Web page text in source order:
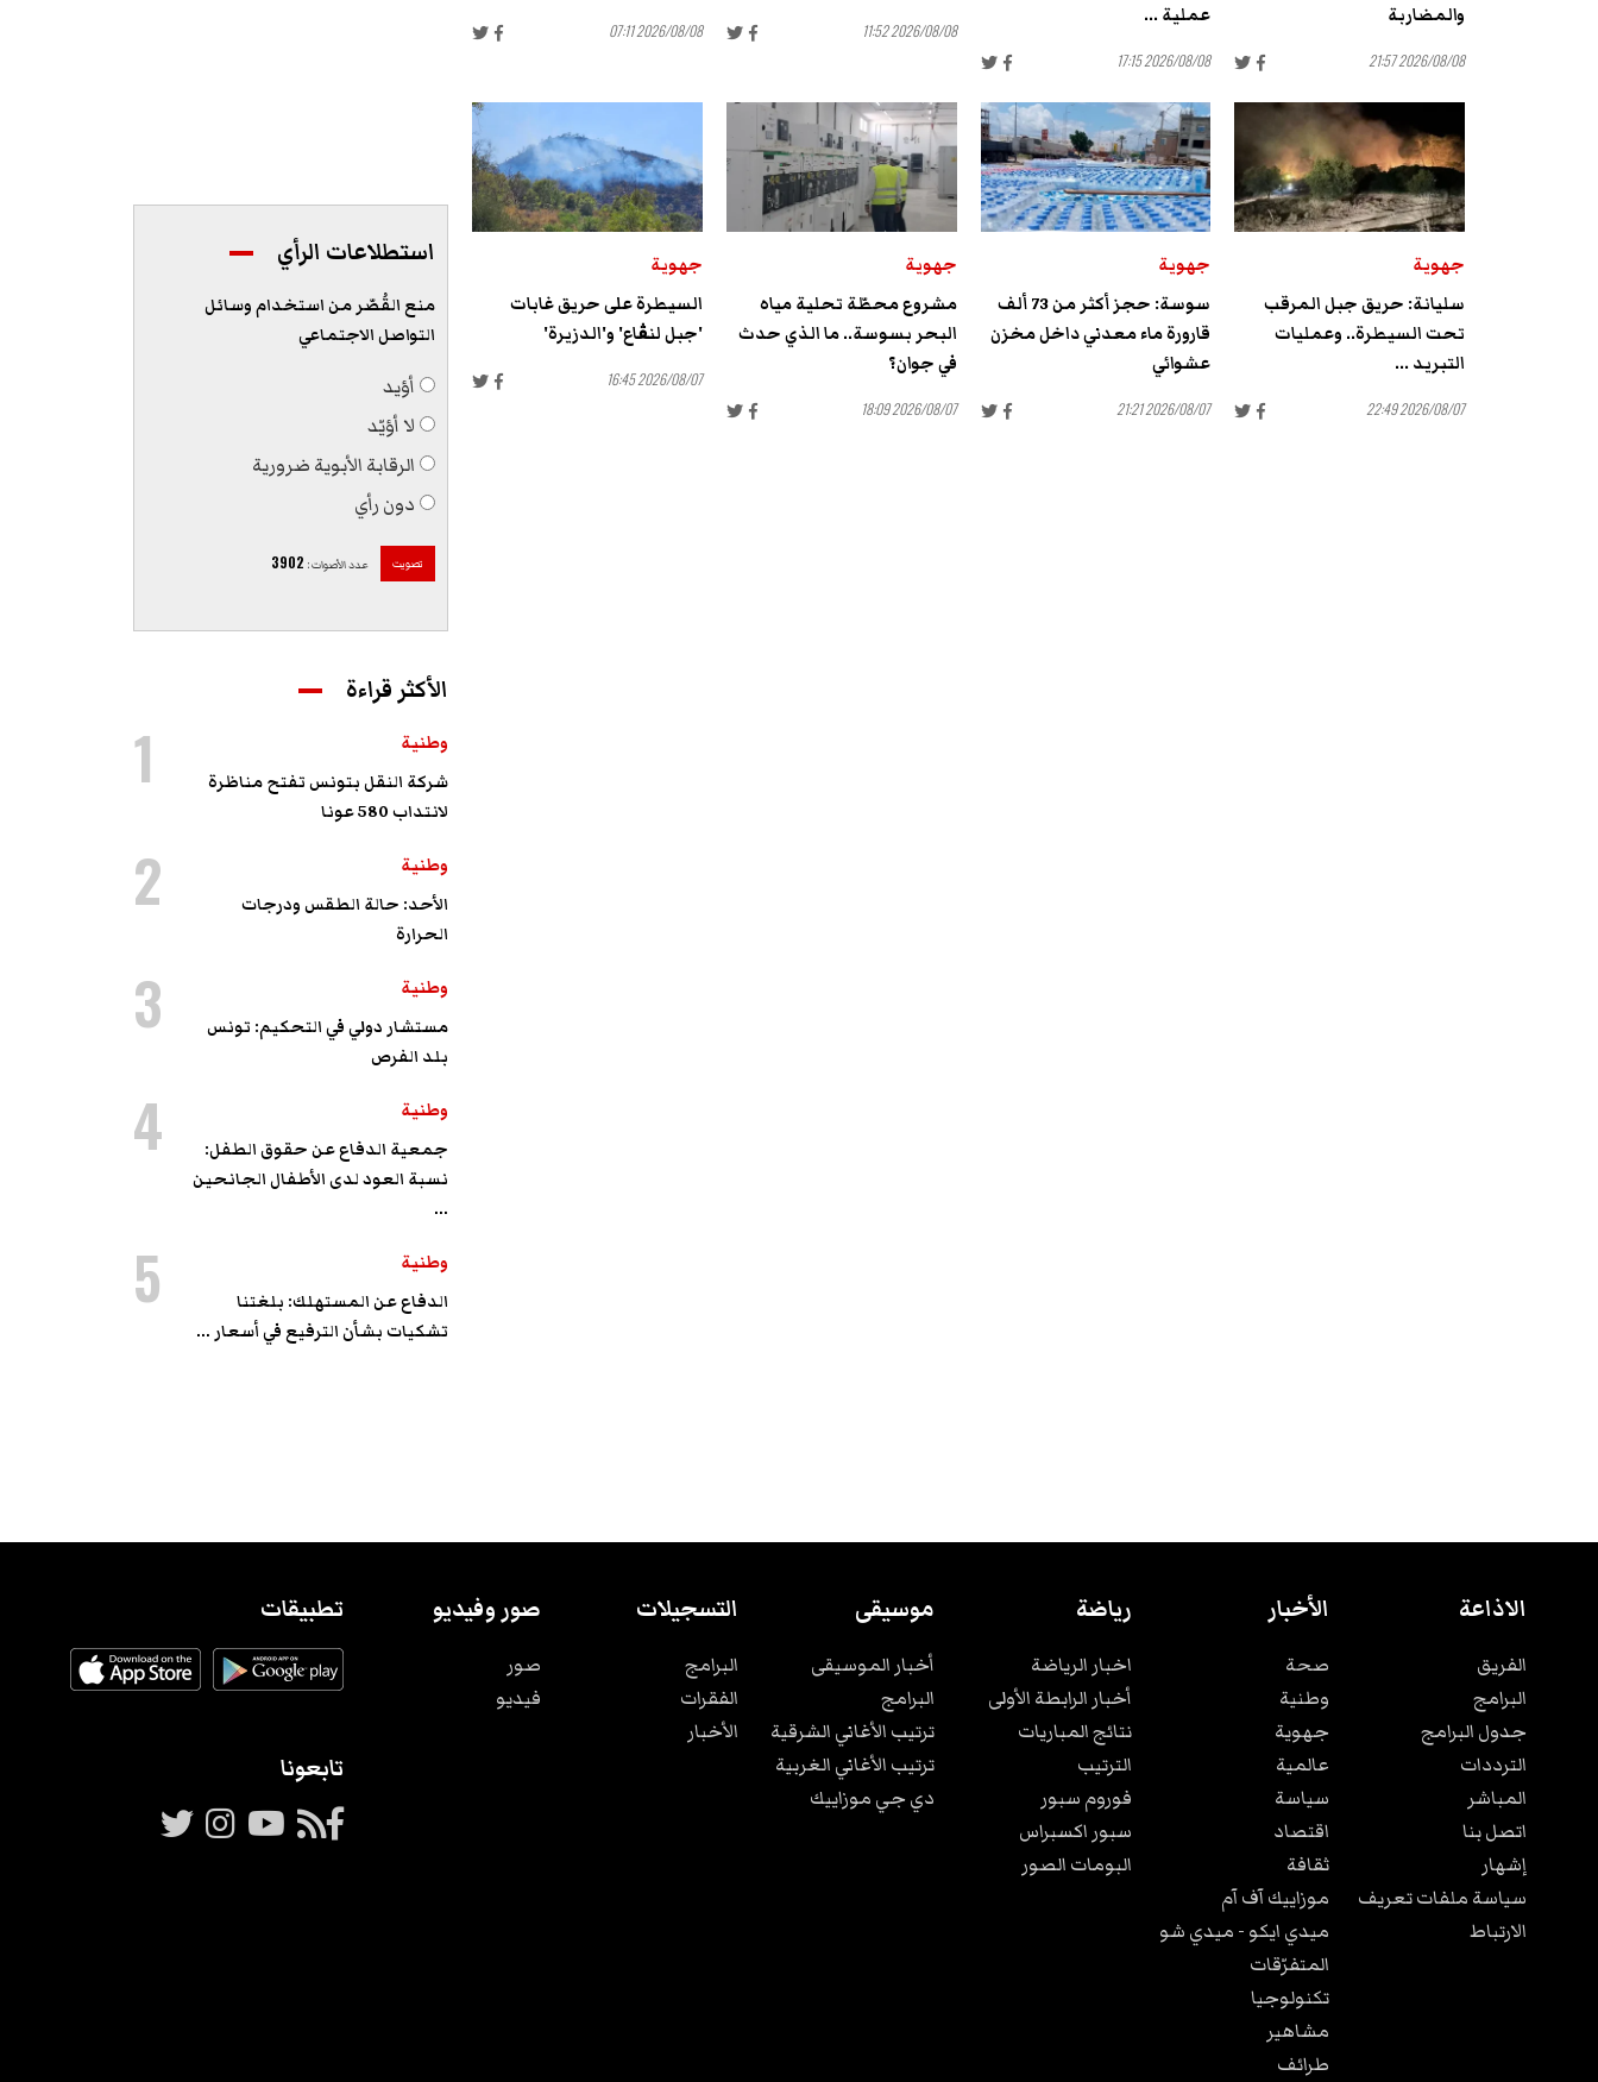
والمضاربة
2026/08/08 21:57
عملية ...
2026/08/08 17:15
2026/08/08 11:52
2026/08/08 07:11
جهوية
سليانة: حريق جبل المرقب
تحت السيطرة.. وعمليات
التبريد ...
2026/08/07 22:49
جهوية
سوسة: حجز أكثر من 73 ألف
قارورة ماء معدني داخل مخزن
عشوائي
2026/08/07 21:21
جهوية
مشروع محطّة تحلية مياه
البحر بسوسة.. ما الذي حدث
في جوان؟
2026/08/07 18:09
جهوية
السيطرة على حريق غابات
'جبل لنڨاع' و'الدزيرة'
2026/08/07 16:45
استطلاعات الرأي
منع القُصّر من استخدام وسائل
التواصل الاجتماعي
أؤيد
لا أؤيّد
الرقابة الأبوية ضرورية
دون رأي
تصويت عدد الأصوات:
3902
الأكثر قراءة
وطنية
شركة النقل بتونس تفتح مناظرة
لانتداب 580 عونا
1
وطنية
الأحد: حالة الطقس ودرجات
الحرارة
2
وطنية
مستشار دولي في التحكيم: تونس
بلد الفرص
3
وطنية
جمعية الدفاع عن حقوق الطفل:
نسبة العود لدى الأطفال الجانحين
...
4
وطنية
الدفاع عن المستهلك: بلغتنا
تشكيات بشأن الترفيع في أسعار ...
5
الاذاعة
الفريق
البرامج
جدول البرامج
الترددات
المباشر
اتصل بنا
إشهار
سياسة ملفات تعريف
الارتباط
الأخبار
صحة
وطنية
جهوية
عالمية
سياسة
اقتصاد
ثقافة
موزاييك آف آم
ميدي ايكو - ميدي شو
المتفرّقات
تكنولوجيا
مشاهير
طرائف
رياضة
اخبار الرياضة
أخبار الرابطة الأولى
نتائج المباريات
الترتيب
فوروم سبور
سبور اكسبراس
البومات الصور
موسيقى
أخبار الموسيقى
البرامج
ترتيب الأغاني الشرقية
ترتيب الأغاني الغربية
دي جي موزاييك
التسجيلات
البرامج
الفقرات
الأخبار
صور وفيديو
صور
فيديو
تطبيقات
تابعونا